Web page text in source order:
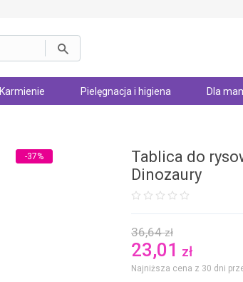
Karmienie Pielęgnacja i higiena Dla
Tablica do
Dinozaury
36,64zł
23,01 zł
Najniższa cena z 30 dni
-37%